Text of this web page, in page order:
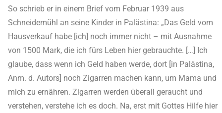
So schrieb er in einem Brief vom Februar 1939 aus
Schneidemühl an seine Kinder in Palästina: „Das Geld vom
Hausverkauf habe [ich] noch immer nicht – mit Ausnahme
von 1500 Mark, die ich fürs Leben hier gebrauchte. […] Ich
glaube, dass wenn ich Geld haben werde, dort [in Palästina,
Anm. d. Autors] noch Zigarren machen kann, um Mama und
mich zu ernähren. Zigarren werden überall geraucht und
verstehen, verstehe ich es doch. Na, erst mit Gottes Hilfe hier